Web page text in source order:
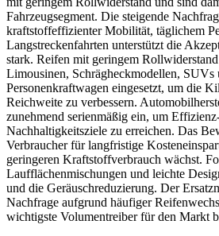
Fahrzeugsegment. Die steigende
kraftstoffeffizienter Mobilität, täglichem
Langstreckenfahrten unterstützt die
stark. Reifen mit geringem
Limousinen, Schrägheckmodellen, SUVs
Personenkraftwagen eingesetzt, um die
Reichweite zu verbessern.
zunehmend serienmäßig ein, um
Nachhaltigkeitsziele zu erreichen. Das
Verbraucher für langfristige
geringeren Kraftstoffverbrauch wächst.
Laufflächenmischungen und leichte
und die Geräuschreduzierung. Der
Nachfrage aufgrund häufiger
wichtigste Volumentreiber für den Markt